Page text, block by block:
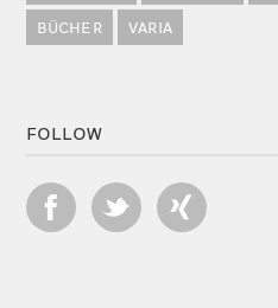
BÜCHER VARIA
FOLLOW